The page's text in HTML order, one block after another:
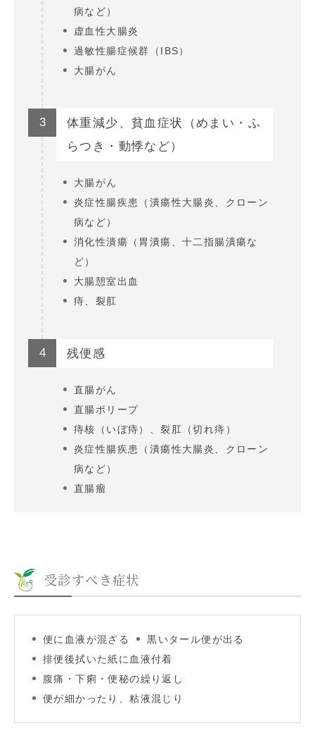
病など）
虚血性大腸炎
過敏性腸症候群（IBS）
大腸がん
3
体重減少、貧血症状（めまい・ふ
らつき・動悸など）
大腸がん
炎症性腸疾患（潰瘍性大腸炎、クローン
病など）
消化性潰瘍（胃潰瘍、十二指腸潰瘍な
ど）
大腸憩室出血
痔、裂肛
4 残便感
直腸がん
直腸ポリープ
痔核（いぼ痔）、裂肛（切れ痔）
炎症性腸疾患（潰瘍性大腸炎、クローン
病など）
直腸瘤
受診すべき症状
便に血液が混ざる
黒いタール便が出る
排便後拭いた紙に血液付着
腹痛・下痢・便秘の繰り返し
便が細かったり、粘液混じり